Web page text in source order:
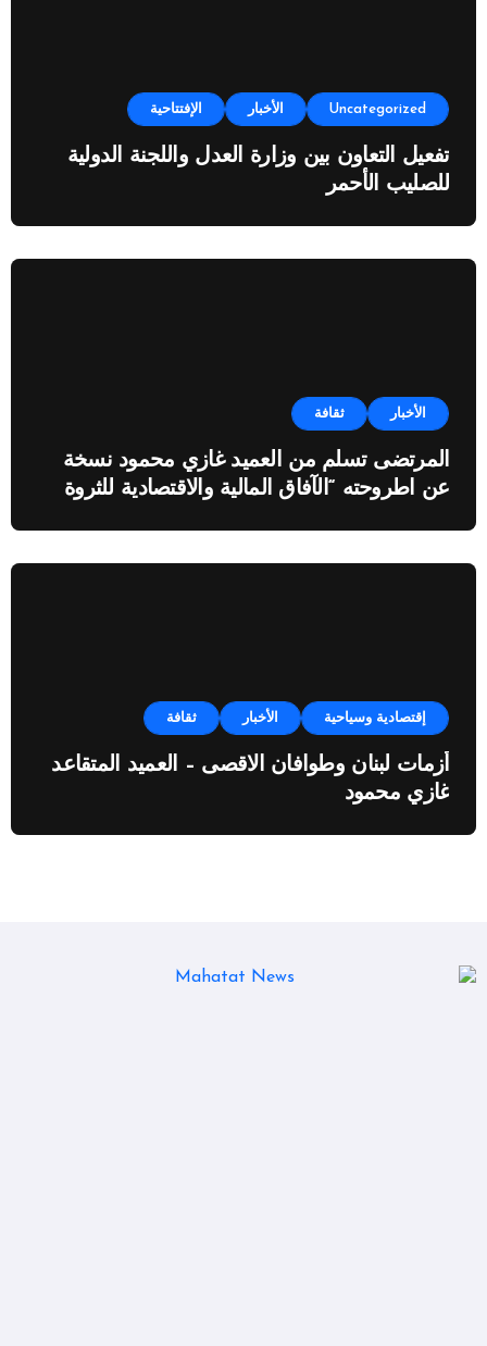
Uncategorized الأخبار الإفتتاحية
تفعيل التعاون بين وزارة العدل واللجنة الدولية
للصليب الأحمر
الأخبار ثقافة
المرتضى تسلم من العميد غازي محمود نسخة
عن اطروحته “الآفاق المالية والاقتصادية للثروة
إقتصادية وسياحية الأخبار ثقافة
أزمات لبنان وطوافان الاقصى – العميد المتقاعد
غازي محمود